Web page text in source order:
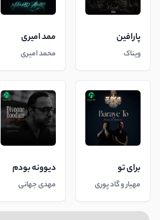
پارافین
ویناک
ممد امیری
محمد امیری
برای تو
مهیار و گاد پوری
دیوونه بودم
مهدی جهانی